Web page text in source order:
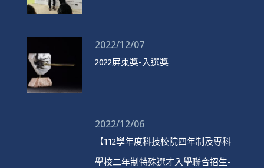
2022/12/07
2022屏東獎-入選獎
2022/12/06
【112學年度科技校院四年制及專科
學校二年制特殊選才入學聯合招生-